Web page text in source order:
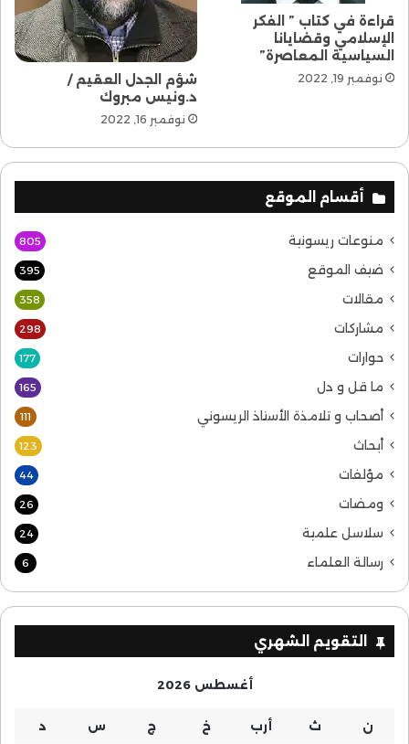
قراءة في كتاب ” الفكر
الإسلامي وقضايانا
السياسية المعاصرة”
نوفمبر 19, 2022
شؤم الجدل العقيم /
د.ونيس مبروك
نوفمبر 16, 2022
أقسام الموقع
منوعات ريسونية 805
ضيف الموقع 395
مقالات 358
مشاركات 298
حوارات 177
ما قل و دل 165
أصحاب و تلامذة الأستاذ الريسوني 111
أبحاث 123
مؤلفات 44
ومضات 26
سلاسل علمية 24
رسالة العلماء 6
التقويم الشهري
أغسطس 2026
ن ث أرب خ ج س د